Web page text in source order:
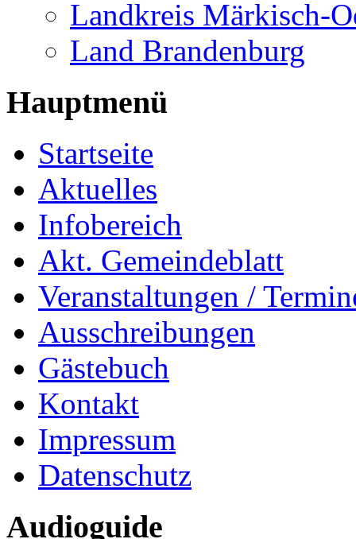
Landkreis Märkisch-
Land Brandenburg
Hauptmenü
Startseite
Aktuelles
Infobereich
Akt. Gemeindeblatt
Veranstaltungen /
Ausschreibungen
Gästebuch
Kontakt
Impressum
Datenschutz
Audioguide